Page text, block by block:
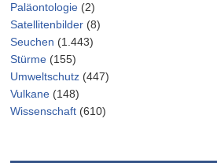
Paläontologie (2)
Satellitenbilder (8)
Seuchen (1.443)
Stürme (155)
Umweltschutz (447)
Vulkane (148)
Wissenschaft (610)